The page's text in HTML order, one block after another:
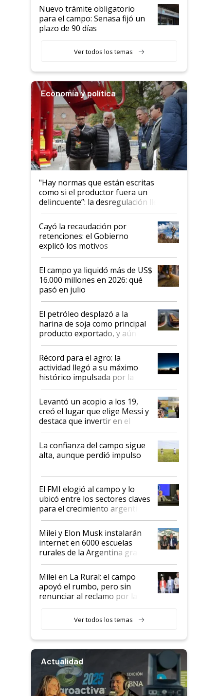
Nuevo trámite obligatorio
para el campo: Senasa fijó un
plazo de 90 días
Ver todos los temas
Economía y política
"Hay normas que están escritas
como si el productor fuera un
delincuente”: la desregulación llegó
al Congreso Aapresid y hasta se
habló del financiamiento al IPCVA
Cayó la recaudación por
retenciones: el Gobierno
explicó los motivos
El campo ya liquidó más de US$
16.000 millones en 2026: qué
pasó en julio
El petróleo desplazó a la
harina de soja como principal
producto exportado, y aún así
el agro aportó casi seis de cada
diez dólares y sostuvo el
liderazgo en un semestre
récord
Récord para el agro: la
actividad llegó a su máximo
histórico impulsada por la
cosecha y las exportaciones
Levantó un acopio a los 19,
creó el lugar que elige Messi y
destaca que invertir en el
kirchnerismo era como "darle
plata a un hijo para droga":
Juan Félix Rossetti, el libertario
que de una dura crisis salió
de Milei
La confianza del campo sigue
alta, aunque perdió impulso
El FMI elogió al campo y lo
ubicó entre los sectores claves
para el crecimiento argentino
Milei y Elon Musk instalarán
internet en 6000 escuelas
rurales de la Argentina gracias
a un acuerdo con Starlink
Milei en La Rural: el campo
apoyó el rumbo, pero sin
renunciar al reclamo por las
Ver todos los temas
Actualidad